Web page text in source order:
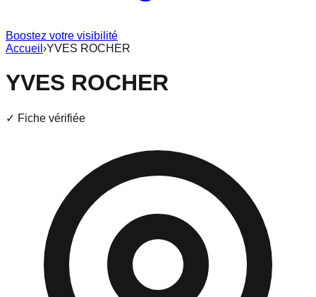
Boostez votre visibilité
Accueil ›YVES ROCHER
YVES ROCHER
✓ Fiche vérifiée